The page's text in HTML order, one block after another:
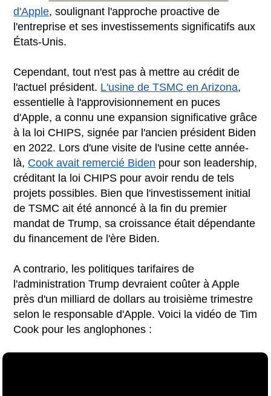
d'Apple, soulignant l'approche proactive de
l'entreprise et ses investissements significatifs aux
États-Unis.
Cependant, tout n'est pas à mettre au crédit de
l'actuel président. L'usine de TSMC en Arizona,
essentielle à l'approvisionnement en puces
d'Apple, a connu une expansion significative grâce
à la loi CHIPS, signée par l'ancien président Biden
en 2022. Lors d'une visite de l'usine cette année-
là, Cook avait remercié Biden pour son leadership,
créditant la loi CHIPS pour avoir rendu de tels
projets possibles. Bien que l'investissement initial
de TSMC ait été annoncé à la fin du premier
mandat de Trump, sa croissance était dépendante
du financement de l'ère Biden.
A contrario, les politiques tarifaires de
l'administration Trump devraient coûter à Apple
près d'un milliard de dollars au troisième trimestre
selon le responsable d'Apple. Voici la vidéo de Tim
Cook pour les anglophones :